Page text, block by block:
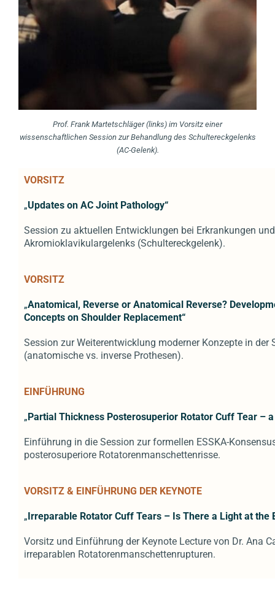
Prof. Frank Martetschläger (links) im Vorsitz einer
wissenschaftlichen Session zur Behandlung des Schultereckgelenks
(AC-Gelenk).
VORSITZ
„Updates on AC Joint Pathology“
Session zu aktuellen Entwicklungen bei Erkrankungen
Akromioklavikulargelenks (Schultereckgelenk).
VORSITZ
„Anatomical, Reverse or Anatomical Reverse?
Concepts on Shoulder Replacement“
Session zur Weiterentwicklung moderner Konzepte in der
(anatomische vs. inverse Prothesen).
EINFÜHRUNG
„Partial Thickness Posterosuperior Rotator Cuff Tear – a
Einführung in die Session zur formellen ESSKA-
posterosuperiore Rotatorenmanschettenrisse.
VORSITZ & EINFÜHRUNG DER KEYNOTE
„Irreparable Rotator Cuff Tears – Is There a Light at the
Vorsitz und Einführung der Keynote Lecture von Dr. Ana
irreparablen Rotatorenmanschettenrupturen.